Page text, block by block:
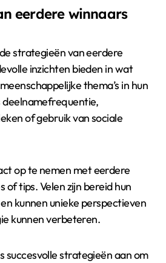
eerdere winnaars
strategieën van eerdere
inzichten bieden in wat
thema’s in hun
deelnamefrequentie,
of gebruik van sociale
op te nemen met eerdere
of tips. Velen zijn bereid hun
kunnen unieke perspectieven
kunnen verbeteren.
succesvolle strategieën aan om